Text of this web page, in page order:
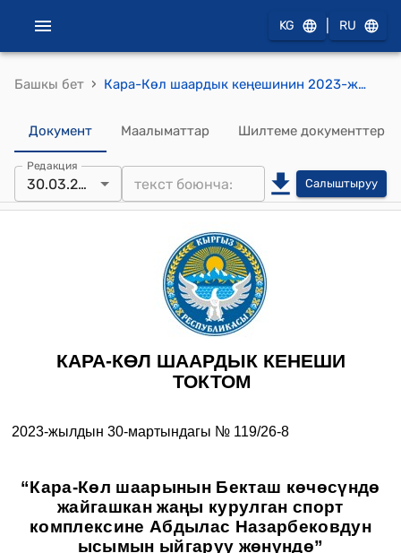
KG RU
Башкы бет › Кара-Көл шаардык кеңешинин 2023-жылдын 30-мартындагы № 119/26-8 “Кара-Көл шаарынын Бекташ көчөсүндө жайгашкан жаңы курулган спорт комплексине Абдылас Назарбековдун ысымын ыйгаруу жөнүндө” токтому
Документ Маалыматтар Шилтеме документтер
Редакция
30.03.2023 Салыштыруу